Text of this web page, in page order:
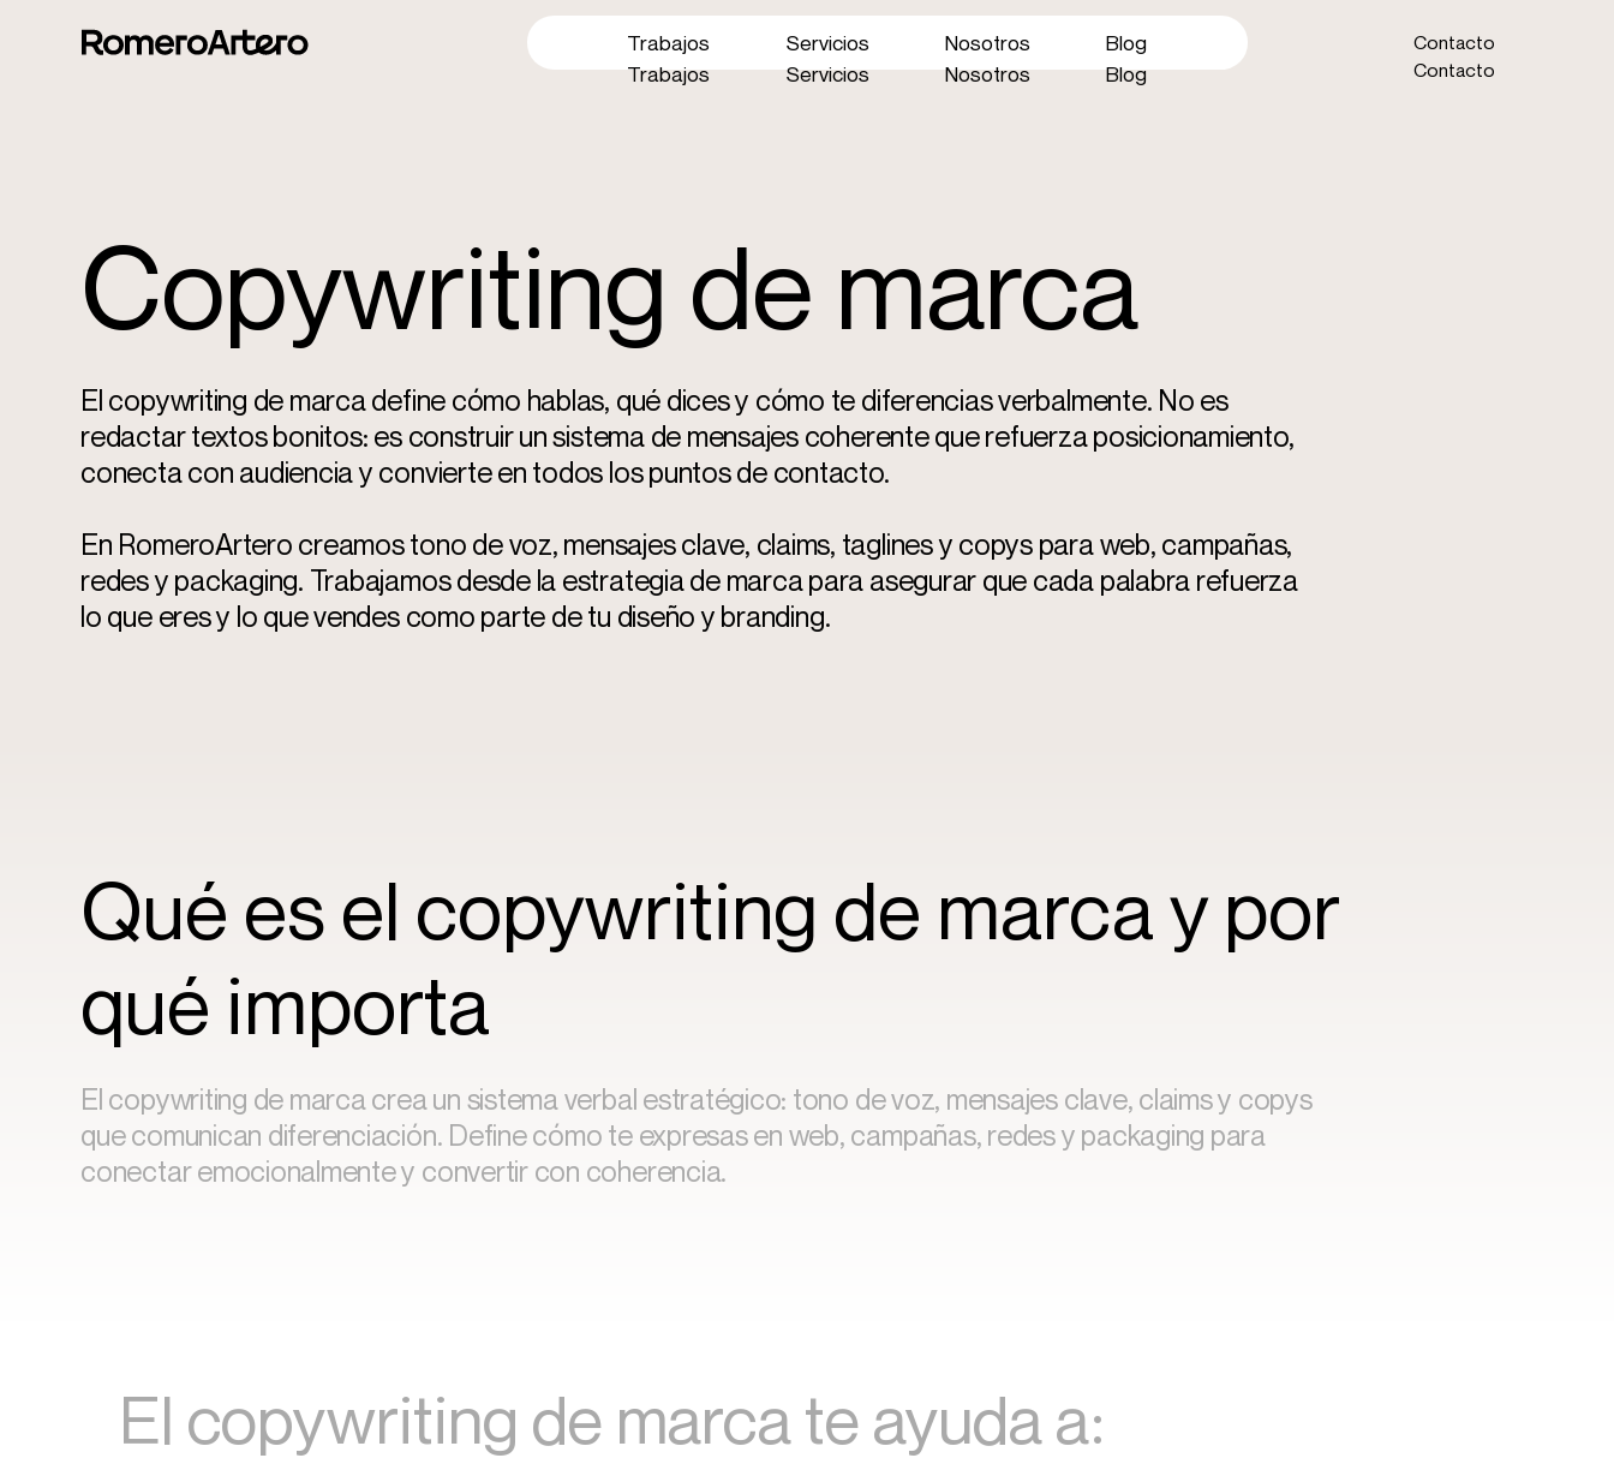
Trabajos
Trabajos
Servicios
Servicios
Nosotros
Nosotros
Blog
Blog
Contacto
Contacto
Copywriting de marca
El copywriting de marca define cómo hablas, qué dices y cómo te diferencias verbalmente. No es
redactar textos bonitos: es construir un sistema de mensajes coherente que refuerza posicionamiento,
conecta con audiencia y convierte en todos los puntos de contacto.
En RomeroArtero creamos tono de voz, mensajes clave, claims, taglines y copys para web, campañas,
redes y packaging. Trabajamos desde la estrategia de marca para asegurar que cada palabra refuerza
lo que eres y lo que vendes como parte de tu diseño y branding.
Qué es el copywriting de marca y por
qué importa
El copywriting de marca crea un sistema verbal estratégico: tono de voz, mensajes clave, claims y copys
que comunican diferenciación. Define cómo te expresas en web, campañas, redes y packaging para
conectar emocionalmente y convertir con coherencia.
El copywriting de marca te ayuda a: